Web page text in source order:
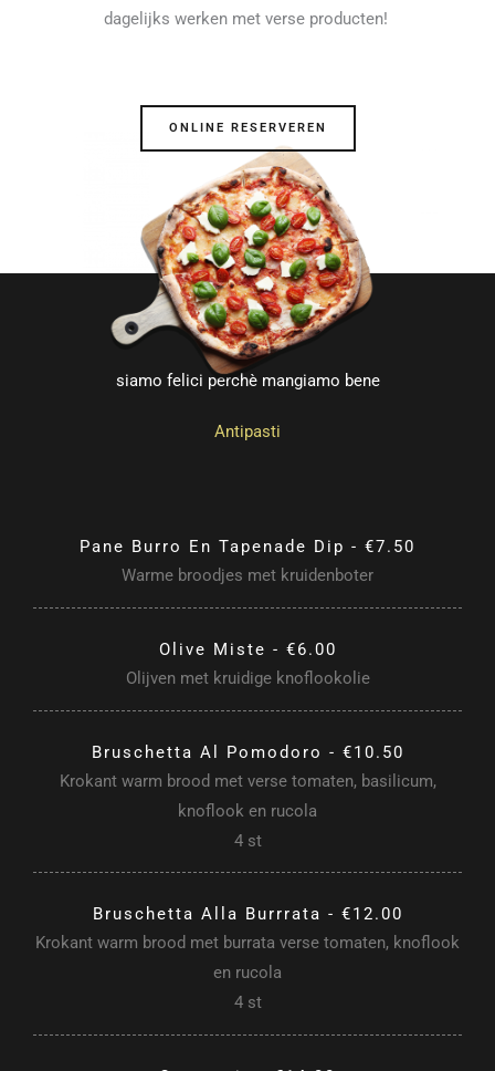
dagelijks werken met verse producten!
ONLINE RESERVEREN
Ons Menu
siamo felici perchè mangiamo bene
Antipasti
Pane Burro En Tapenade Dip - €7.50
Warme broodjes met kruidenboter
Olive Miste - €6.00
Olijven met kruidige knoflookolie
Bruschetta Al Pomodoro - €10.50
Krokant warm brood met verse tomaten, basilicum,
knoflook en rucola
4 st
Bruschetta Alla Burrrata - €12.00
Krokant warm brood met burrata verse tomaten, knoflook
en rucola
4 st